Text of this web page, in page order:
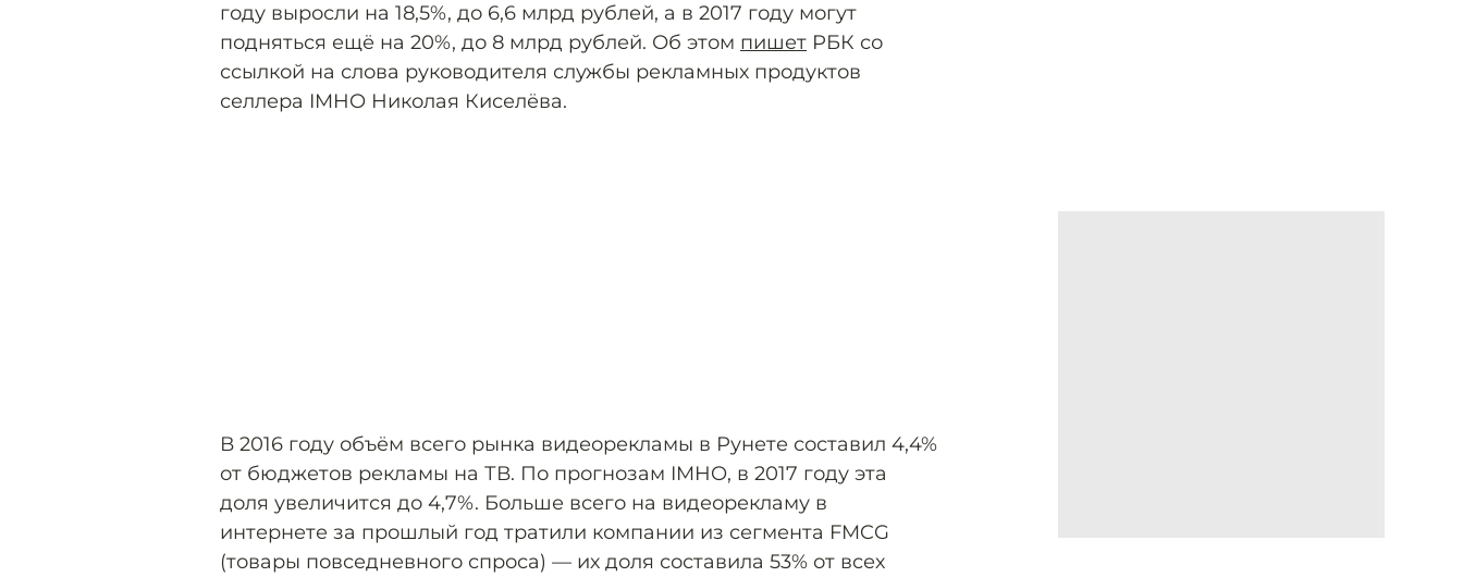
году выросли на 18,5%, до 6,6 млрд рублей, а в 2017 году могут
подняться ещё на 20%, до 8 млрд рублей. Об этом пишет РБК со
ссылкой на слова руководителя службы рекламных продуктов
селлера IMHO Николая Киселёва.
В 2016 году объём всего рынка видеорекламы в Рунете составил 4,4%
от бюджетов рекламы на ТВ. По прогнозам IMHO, в 2017 году эта
доля увеличится до 4,7%. Больше всего на видеорекламу в
интернете за прошлый год тратили компании из сегмента FMCG
(товары повседневного спроса) — их доля составила 53% от всех